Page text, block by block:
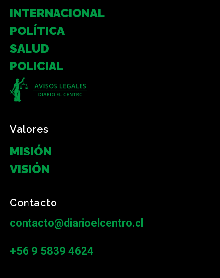
INTERNACIONAL
POLÍTICA
SALUD
POLICIAL
Valores
MISIÓN
VISIÓN
Contacto
contacto@diarioelcentro.cl
+56 9 5839 4624